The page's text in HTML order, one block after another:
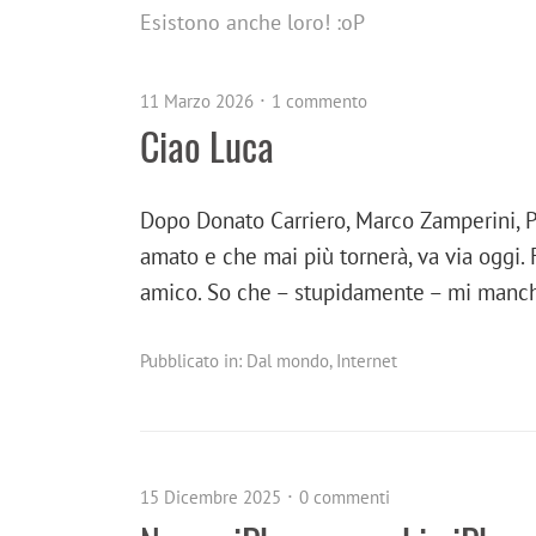
Esistono anche loro! :oP
11 Marzo 2026 1 commento
Ciao Luca
Dopo Donato Carriero, Marco
amato e che mai più tornerà, va via
amico. So che – stupidamente – mi
Pubblicato in: Dal mondo, Internet
15 Dicembre 2025 0 commenti